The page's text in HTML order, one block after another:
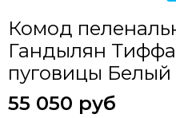
Комод
Гандылян
пуговицы Белый
55 050 руб